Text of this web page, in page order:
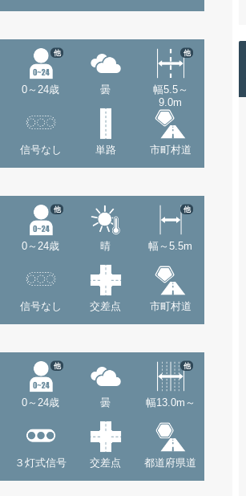
0～24歳
他
曇
幅5.5～
9.0m
他
信号なし 単路 市町村道
0～24歳
他
晴 幅～5.5m
他
信号なし 交差点 市町村道
0～24歳
他
曇 幅13.0m～
他
３灯式信号 交差点 都道府県道